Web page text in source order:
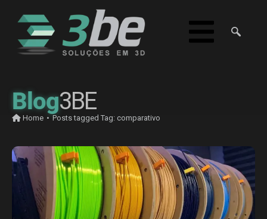
Blog3BE
Home • Posts tagged Tag: comparativo